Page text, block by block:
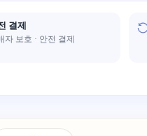
결제
자 보호 · 안전 결제